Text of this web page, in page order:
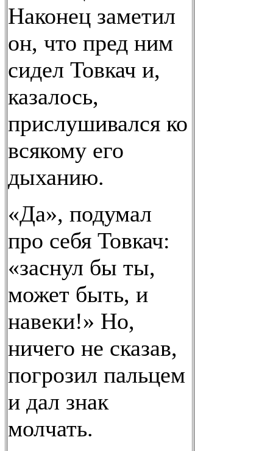
Наконец заметил
он, что пред ним
сидел Товкач и,
казалось,
прислушивался ко
всякому его
дыханию.
«Да», подумал
про себя Товкач:
«заснул бы ты,
может быть, и
навеки!» Но,
ничего не сказав,
погрозил пальцем
и дал знак
молчать.